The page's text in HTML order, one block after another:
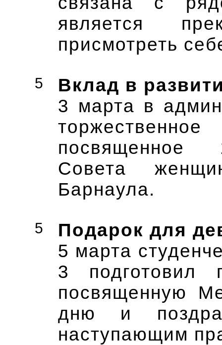
является
присмотреть
5
Вклад в
3 марта в
посвященное
Совета
Барнаула.
5
Подарок для
5 марта
3 подготовил
посвященную
дню и
наступающим